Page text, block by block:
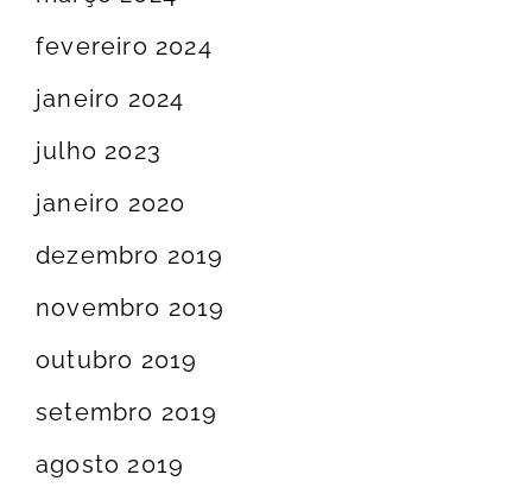
fevereiro 2024
janeiro 2024
julho 2023
janeiro 2020
dezembro 2019
novembro 2019
outubro 2019
setembro 2019
agosto 2019